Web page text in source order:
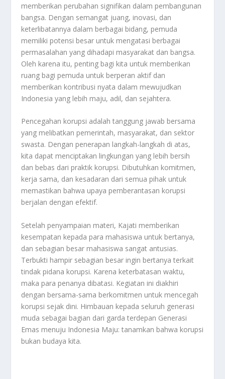
memberikan perubahan signifikan dalam pembangunan
bangsa. Dengan semangat juang, inovasi, dan
keterlibatannya dalam berbagai bidang, pemuda
memiliki potensi besar untuk mengatasi berbagai
permasalahan yang dihadapi masyarakat dan bangsa.
Oleh karena itu, penting bagi kita untuk memberikan
ruang bagi pemuda untuk berperan aktif dan
memberikan kontribusi nyata dalam mewujudkan
Indonesia yang lebih maju, adil, dan sejahtera.
Pencegahan korupsi adalah tanggung jawab bersama
yang melibatkan pemerintah, masyarakat, dan sektor
swasta. Dengan penerapan langkah-langkah di atas,
kita dapat menciptakan lingkungan yang lebih bersih
dan bebas dari praktik korupsi. Dibutuhkan komitmen,
kerja sama, dan kesadaran dari semua pihak untuk
memastikan bahwa upaya pemberantasan korupsi
berjalan dengan efektif.
Setelah penyampaian materi, Kajati memberikan
kesempatan kepada para mahasiswa untuk bertanya,
dan sebagian besar mahasiswa sangat antusias.
Terbukti hampir sebagian besar ingin bertanya terkait
tindak pidana korupsi. Karena keterbatasan waktu,
maka para penanya dibatasi. Kegiatan ini diakhiri
dengan bersama-sama berkomitmen untuk mencegah
korupsi sejak dini. Himbauan kepada seluruh generasi
muda sebagai bagian dari garda terdepan Generasi
Emas menuju Indonesia Maju: tanamkan bahwa korupsi
bukan budaya kita.